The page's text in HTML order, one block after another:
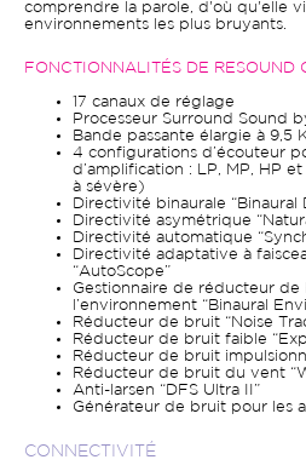
comprendre la parole, d'où qu'elle
environnements les plus bruyants.
FONCTIONNALITÉS DE RESOUND
17 canaux de réglage
Processeur Surround Sound
Bande passante élargie à 9,5
4 configurations d’écouteur
d’amplification : LP, MP, HP
à sévère)
Directivité binaurale “Binaural
Directivité asymétrique
Directivité automatique
Directivité adaptative à
“AutoScope”
Gestionnaire de réducteur
l’environnement “Binaural
Réducteur de bruit “Noise
Réducteur de bruit faible
Réducteur de bruit
Réducteur de bruit du vent
Anti-larsen “DFS Ultra II”
Générateur de bruit pour les
CONNECTIVITÉ